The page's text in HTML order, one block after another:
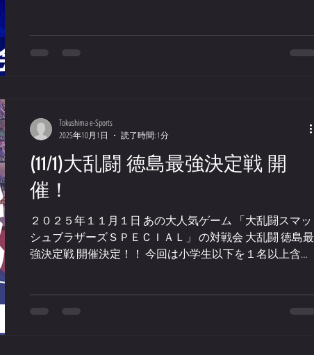
方は12時半までに会場までお越しください ※5人未満での
ご参加も可能です(先着順でチームを組んでいただきます)
(11/1)大乱闘 徳島最強決定戦 開
催！
２０２５年１１月１日 あの大人気ゲーム 「大乱闘スマッ
シュブラザーズＳＰＥＣＩＡＬ」 の対戦会 大乱闘 徳島最
強決定戦 開催決定！！ 今回は小学生以下を１名以上含む
Tokushima e-Sports
2025年10月1日
読了時間: 1分